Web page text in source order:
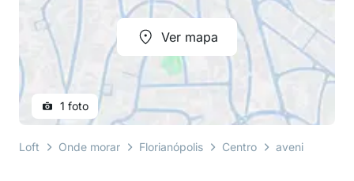
Ver mapa
1 foto
Loft Onde morar Florianópolis Centro avenida